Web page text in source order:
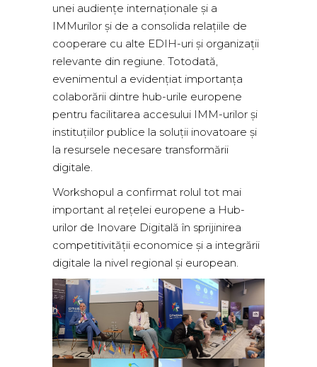
unei audiențe internaționale și a
IMMurilor și de a consolida relațiile de
cooperare cu alte EDIH-uri și organizații
relevante din regiune. Totodată,
evenimentul a evidențiat importanța
colaborării dintre hub-urile europene
pentru facilitarea accesului IMM-urilor și
instituțiilor publice la soluții inovatoare și
la resursele necesare transformării
digitale.
Workshopul a confirmat rolul tot mai
important al rețelei europene a Hub-
urilor de Inovare Digitală în sprijinirea
competitivității economice și a integrării
digitale la nivel regional și european.